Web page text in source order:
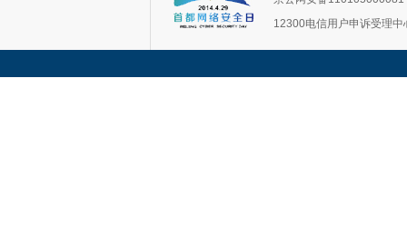
12300电信用户申诉受理中